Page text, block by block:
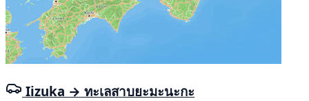
Iizuka → ทะเลสาบยะมะนะกะ